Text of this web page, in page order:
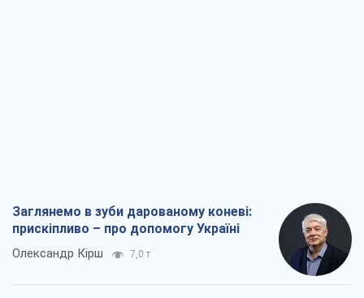
Заглянемо в зуби дарованому коневі:
прискіпливо – про допомогу Україні
Олександр Кірш 7,0 т.